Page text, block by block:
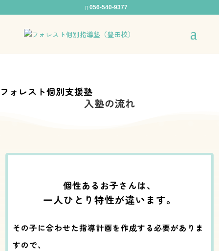
056-540-9377
フォレスト個別支援塾
入塾の流れ
個性あるお子さんは、
一人ひとり特性が違います。
その子に合わせた指導計画を作成する必要がありま
すので、